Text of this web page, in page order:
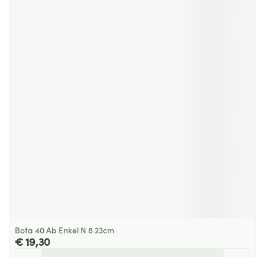
Bota 40 Ab Enkel N 8 23cm
€ 19,30